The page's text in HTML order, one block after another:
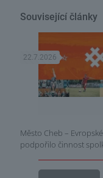
Související články
22.7.2026
Město Cheb –
podpořilo činnost